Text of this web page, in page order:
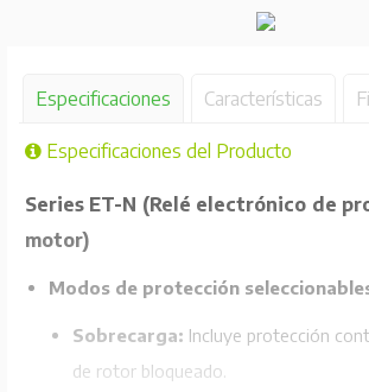
Especificaciones Características
Especificaciones del Producto
Series ET-N (Relé electrónico de
motor)
Modos de protección
Sobrecarga: Incluye protección
de rotor bloqueado.